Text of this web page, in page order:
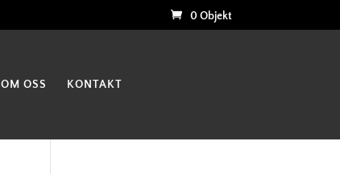
0 Objekt
OM OSS KONTAKT